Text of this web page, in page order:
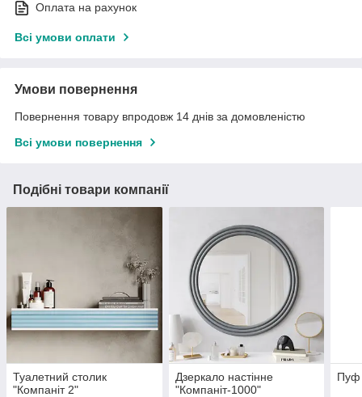
Оплата на рахунок
Всі умови оплати
Умови повернення
Повернення товару впродовж 14 днів за домовленістю
Всі умови повернення
Подібні товари компанії
Туалетний столик
"Компаніт 2"
Дзеркало настінне
"Компаніт-1000"
Пуф